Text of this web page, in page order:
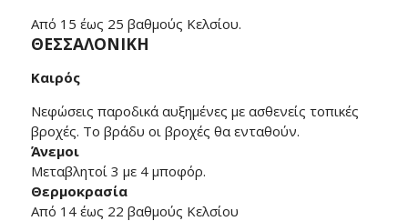
Από 15 έως 25 βαθμούς Κελσίου.
ΘΕΣΣΑΛΟΝΙΚΗ
Καιρός
Νεφώσεις παροδικά αυξημένες με ασθενείς τοπικές
βροχές. Το βράδυ οι βροχές θα ενταθούν.
Άνεμοι
Μεταβλητοί 3 με 4 μποφόρ.
Θερμοκρασία
Από 14 έως 22 βαθμούς Κελσίου